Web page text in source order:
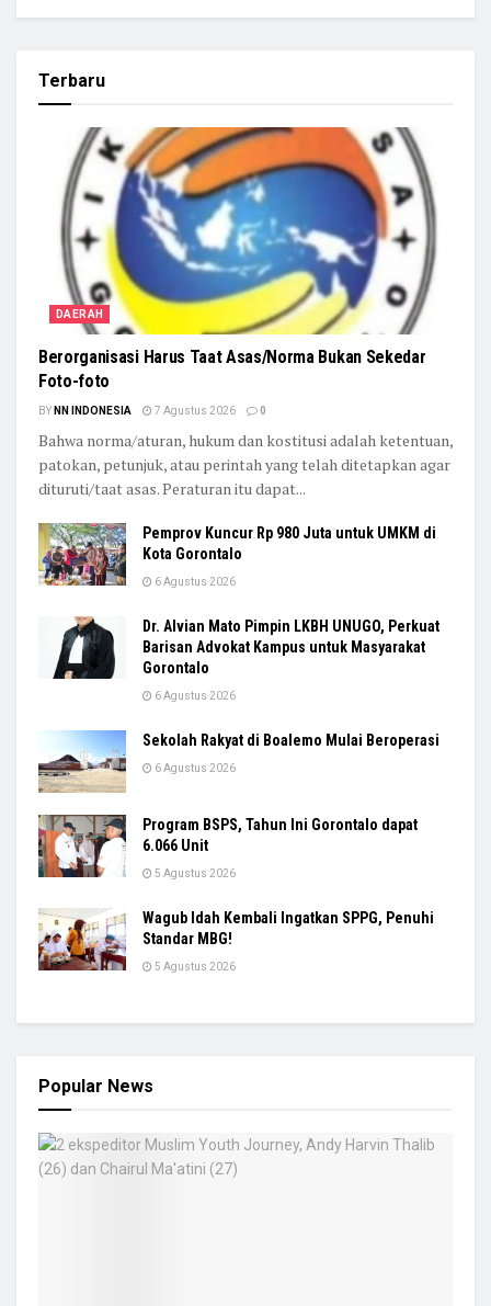
Terbaru
DAERAH
Berorganisasi Harus Taat Asas/Norma Bukan Sekedar
Foto-foto
BY NN INDONESIA 7 Agustus 2026 0
Bahwa norma/aturan, hukum dan kostitusi adalah ketentuan,
patokan, petunjuk, atau perintah yang telah ditetapkan agar
dituruti/taat asas. Peraturan itu dapat...
Pemprov Kuncur Rp 980 Juta untuk UMKM di
Kota Gorontalo
6 Agustus 2026
Dr. Alvian Mato Pimpin LKBH UNUGO, Perkuat
Barisan Advokat Kampus untuk Masyarakat
Gorontalo
6 Agustus 2026
Sekolah Rakyat di Boalemo Mulai Beroperasi
6 Agustus 2026
Program BSPS, Tahun Ini Gorontalo dapat
6.066 Unit
5 Agustus 2026
Wagub Idah Kembali Ingatkan SPPG, Penuhi
Standar MBG!
5 Agustus 2026
Popular News